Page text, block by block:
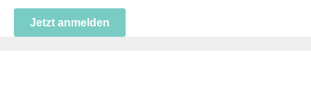
Jetzt anmelden